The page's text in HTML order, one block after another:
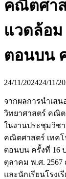
คณิตศาส
แวดล้อม
ตอนบน
24/11/202424/11/
จากผลการนำเสน
วิทยาศาสตร์ คณิต
ในงานประชุมวิช
คณิตศาสตร์ เทคโ
ตอนบน ครั้งที่ 16
ตุลาคม พ.ศ.
และนักเรียนโรง